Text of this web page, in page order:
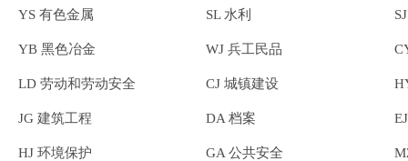
YS 有色金属 SL 水利
YB 黑色冶金 WJ 兵工民品
LD 劳动和劳动安全 CJ 城镇建设
JG 建筑工程 DA 档案
HJ 环境保护 GA 公共安全